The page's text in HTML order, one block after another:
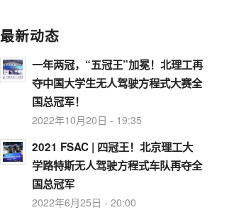
最新动态
一年两冠，“五冠王”加冕！北理工再
夺中国大学生无人驾驶方程式大赛全
国总冠军！
2022年10月20日 - 19:35
2021 FSAC | 四冠王！北京理工大
学路特斯无人驾驶方程式车队再夺全
国总冠军
2022年6月25日 - 20:00